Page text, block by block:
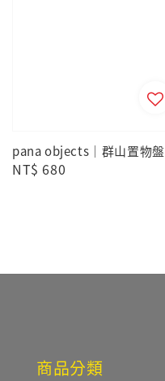
pana objects｜群山置物盤
Regular
NT$ 680
商品分類